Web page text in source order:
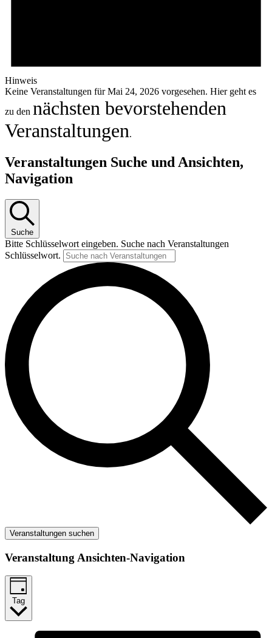
Hinweis
Keine Veranstaltungen für Mai 24, 2026 vorgesehen. Hier geht es
zu den nächsten bevorstehenden
Veranstaltungen.
Veranstaltungen Suche und Ansichten,
Navigation
Suche
Bitte Schlüsselwort eingeben. Suche nach Veranstaltungen
Schlüsselwort.
Veranstaltungen suchen
Veranstaltung Ansichten-Navigation
Tag